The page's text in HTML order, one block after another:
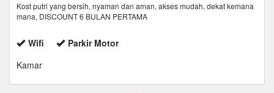
Kost putri yang bersih, nyaman dan aman, akses mudah, dekat kemana
mana, DISCOUNT 6 BULAN PERTAMA
Wifi
Parkir Motor
Kamar